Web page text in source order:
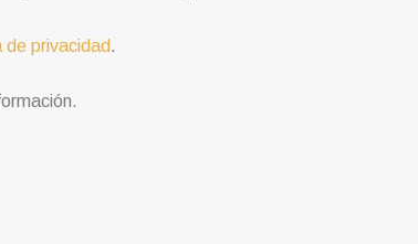
privacidad.